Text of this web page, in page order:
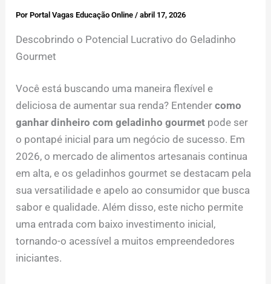
PorPortal Vagas Educação Online/abril 17, 2026
Descobrindo o Potencial Lucrativo do Geladinho
Gourmet
Você está buscando uma maneira flexível e
deliciosa de aumentar sua renda? Entendercomo
ganhar dinheiro com geladinho gourmet pode ser
o pontapé inicial para um negócio de sucesso. Em
2026, o mercado de alimentos artesanais continua
em alta, e os geladinhos gourmet se destacam pela
sua versatilidade e apelo ao consumidor que busca
sabor e qualidade. Além disso, este nicho permite
uma entrada com baixo investimento inicial,
tornando-o acessível a muitos empreendedores
iniciantes.